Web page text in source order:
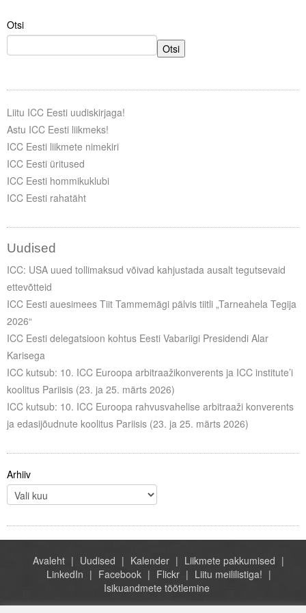
Publikatsioonid
Viidad
ICC WBO
ICC komisjonid
Digiraamatukogu
Juhendid ja väljaanded
Kontakt
Liitu meililistiga
Oskusteave
Incoterms® 2020
Abimaterjalid
Projektid
Otsi
Otsi
Liitu ICC Eesti uudiskirjaga!
Astu ICC Eesti liikmeks!
ICC Eesti liikmete nimekiri
ICC Eesti üritused
ICC Eesti hommikuklubi
ICC Eesti rahatäht
Uudised
ICC: USA uued tollimaksud võivad kahjustada ausalt tegutsevaid
ettevõtteid
ICC Eesti auesimees Tiit Tammemägi pälvis tiitli „Tarneahela Tegija
2026“
ICC Eesti delegatsioon kohtus Eesti Vabariigi Presidendi Alar
Karisega
ICC kutsub: 10. ICC Euroopa arbitraažikonverents ja ICC institute’i
koolitus Pariisis (23. ja 25. märts 2026)
ICC kutsub: 10. ICC Euroopa rahvusvahelise arbitraaži konverents
ja edasijõudnute koolitus Pariisis (23. ja 25. märts 2026)
Arhiiv
Avaleht Uudised Kalender
Liikmete pakkumised
LinkedIn
Facebook Flickr
Liitu meililistiga!
Isikuandmete töötlemine